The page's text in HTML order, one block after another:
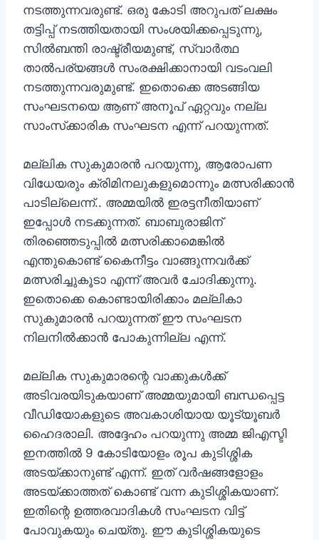
നടത്തുന്നവരുണ്ട്. ഒരു കോടി അറുപത് ലക്ഷം
തട്ടിപ്പ് നടത്തിയതായി സംശയിക്കപ്പെടുന്നു,
സില്‍ബന്തി രാഷ്ട്രീയമുണ്ട്, സ്വാര്‍ത്ഥ
താല്‍പര്യങ്ങള്‍ സംരക്ഷിക്കാനായി വടംവലി
നടത്തുന്നവരുമുണ്ട്. ഇതൊക്കെ അടങ്ങിയ
സംഘടനയെ ആണ് അനൂപ് ഏറ്റവും നല്ല
സാംസ്‌ക്കാരിക സംഘടന എന്ന് പറയുന്നത്.
മല്ലിക സുകുമാരന്‍ പറയുന്നു, ആരോപണ
വിധേയരും ക്രിമിനലുകളുമൊന്നും മത്സരിക്കാന്‍
പാടില്ലെന്ന്.. അമ്മയില്‍ ഇരട്ടനീതിയാണ്
ഇപ്പോള്‍ നടക്കുന്നത്. ബാബുരാജിന്
തിരഞ്ഞെടുപ്പില്‍ മത്സരിക്കാമെങ്കില്‍
എന്തുകൊണ്ട് കൈനീട്ടം വാങ്ങുന്നവര്‍ക്ക്
മത്സരിച്ചുകൂടാ എന്ന് അവര്‍ ചോദിക്കുന്നു.
ഇതൊക്കെ കൊണ്ടായിരിക്കാം മല്ലികാ
സുകുമാരന്‍ പറയുന്നത് ഈ സംഘടന
നിലനില്‍ക്കാന്‍ പോകുന്നില്ല എന്ന്.
മല്ലിക സുകുമാരന്റെ വാക്കുകള്‍ക്ക്
അടിവരയിടുകയാണ് അമ്മയുമായി ബന്ധപ്പെട്ട
വീഡിയോകളുടെ അവകാശിയായ യൂട്യൂബര്‍
ഹൈദരാലി. അദ്ദേഹം പറയുന്നു അമ്മ ജിഎസ്ടി
ഇനത്തില്‍ 9 കോടിയോളം രൂപ കുടിശ്ശിക
അടയ്ക്കാനുണ്ട് എന്ന്. ഇത് വര്‍ഷങ്ങളോളം
അടയ്ക്കാത്തത് കൊണ്ട് വന്ന കുടിശ്ശികയാണ്.
ഇതിന്റെ ഉത്തരവാദികള്‍ സംഘടന വിട്ട്
പോവുകയും ചെയ്തു. ഈ കുടിശ്ശികയുടെ